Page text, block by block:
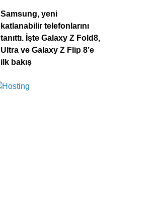
Samsung, yeni
katlanabilir telefonlarını
tanıttı. İşte Galaxy Z Fold8,
Ultra ve Galaxy Z Flip 8’e
ilk bakış